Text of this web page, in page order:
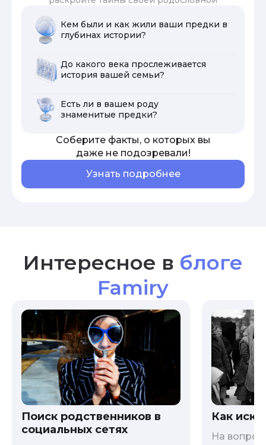
Кем были и как жили ваши предки в
глубинах истории?
До какого века прослеживается
история вашей семьи?
Есть ли в вашем роду
знаменитые предки?
Соберите факты, о которых вы
даже не подозревали!
Узнать подробнее
Интересное в блоге
Famiry
Поиск родственников в
социальных сетях
Как
На вопрос